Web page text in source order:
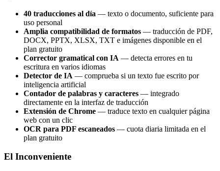
40 traducciones al día — texto o documento, suficiente para
uso personal
Amplia compatibilidad de formatos — traducción de PDF,
DOCX, PPTX, XLSX, TXT e imágenes disponible en el
plan gratuito
Corrector gramatical con IA — detecta errores en tu
escritura en varios idiomas
Detector de IA — comprueba si un texto fue escrito por
inteligencia artificial
Contador de palabras y caracteres — integrado
directamente en la interfaz de traducción
Extensión de Chrome — traduce texto en cualquier página
web con un clic
OCR para PDF escaneados — cuota diaria limitada en el
plan gratuito
El Inconveniente